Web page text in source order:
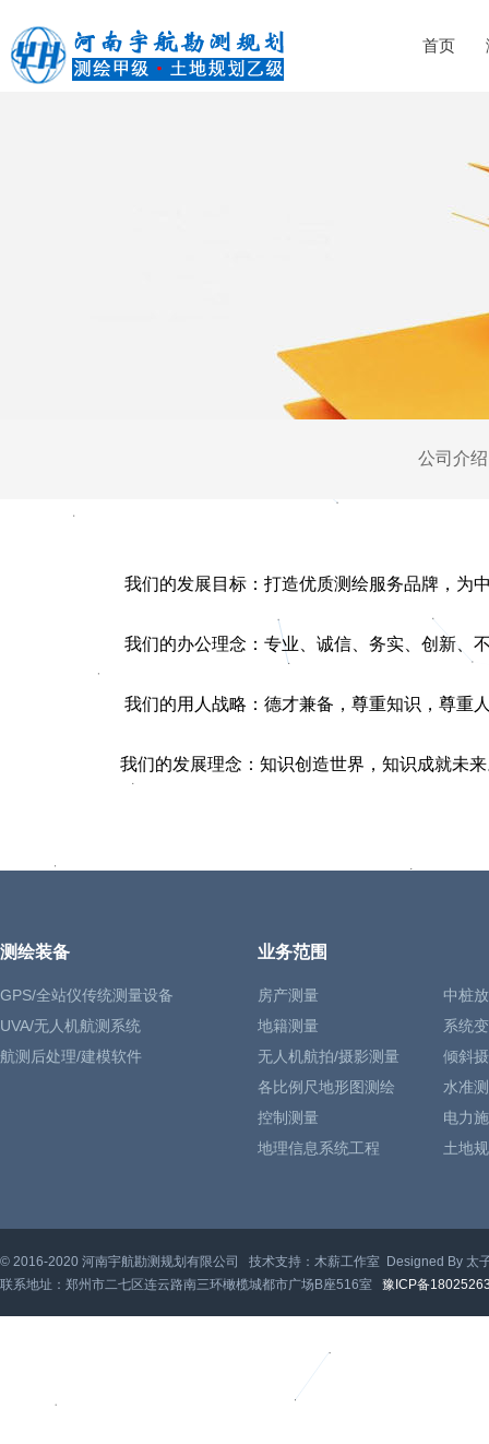
首页
公司介绍
我们的发展目标：打造优质测绘服务品牌，为
我们的办公理念：专业、诚信、务实、创新、
我们的用人战略：德才兼备，尊重知识，尊重
我们的发展理念：知识创造世界，知识成就未来
测绘装备
GPS/全站仪传统测量设备
UVA/无人机航测系统
航测后处理/建模软件
业务范围
房产测量
中桩
地籍测量
系统
无人机航拍/摄影测量
倾斜
各比例尺地形图测绘
水准
控制测量
电力
地理信息系统工程
土地
© 2016-2020 河南宇航勘测规划有限公司 技术支持：木薪工作室 Designed By 太
联系地址：郑州市二七区连云路南三环橄榄城都市广场B座516室 豫ICP备